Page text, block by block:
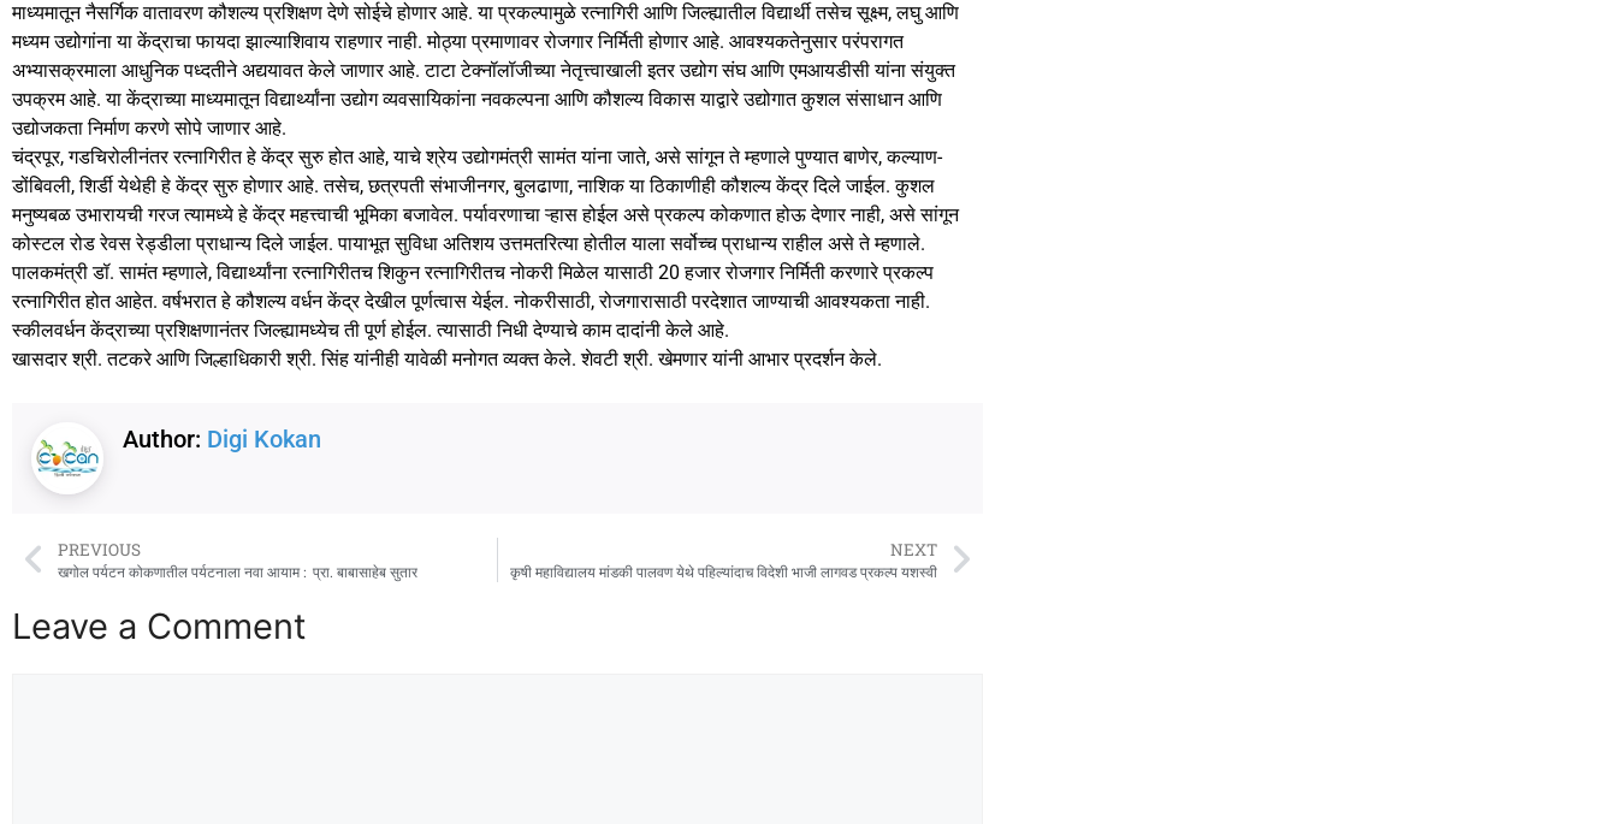
माध्यमातून नैसर्गिक वातावरण कौशल्य प्रशिक्षण देणे सोईचे होणार आहे. या प्रकल्पामुळे रत्नागिरी आणि जिल्ह्यातील विद्यार्थी तसेच सूक्ष्म, लघु आणि
मध्यम उद्योगांना या केंद्राचा फायदा झाल्याशिवाय राहणार नाही. मोठ्या प्रमाणावर रोजगार निर्मिती होणार आहे. आवश्यकतेनुसार परंपरागत
अभ्यासक्रमाला आधुनिक पध्दतीने अद्ययावत केले जाणार आहे. टाटा टेक्नॉलॉजीच्या नेतृत्त्वाखाली इतर उद्योग संघ आणि एमआयडीसी यांना संयुक्त
उपक्रम आहे. या केंद्राच्या माध्यमातून विद्यार्थ्यांना उद्योग व्यवसायिकांना नवकल्पना आणि कौशल्य विकास याद्वारे उद्योगात कुशल संसाधान आणि
उद्योजकता निर्माण करणे सोपे जाणार आहे.
चंद्रपूर, गडचिरोलीनंतर रत्नागिरीत हे केंद्र सुरु होत आहे, याचे श्रेय उद्योगमंत्री सामंत यांना जाते, असे सांगून ते म्हणाले पुण्यात बाणेर, कल्याण-
डोंबिवली, शिर्डी येथेही हे केंद्र सुरु होणार आहे. तसेच, छत्रपती संभाजीनगर, बुलढाणा, नाशिक या ठिकाणीही कौशल्य केंद्र दिले जाईल. कुशल
मनुष्यबळ उभारायची गरज त्यामध्ये हे केंद्र महत्त्वाची भूमिका बजावेल. पर्यावरणाचा ऱ्हास होईल असे प्रकल्प कोकणात होऊ देणार नाही, असे सांगून
कोस्टल रोड रेवस रेड्डीला प्राधान्य दिले जाईल. पायाभूत सुविधा अतिशय उत्तमतरित्या होतील याला सर्वोच्च प्राधान्य राहील असे ते म्हणाले.
पालकमंत्री डॉ. सामंत म्हणाले, विद्यार्थ्यांना रत्नागिरीतच शिकुन रत्नागिरीतच नोकरी मिळेल यासाठी 20 हजार रोजगार निर्मिती करणारे प्रकल्प
रत्नागिरीत होत आहेत. वर्षभरात हे कौशल्य वर्धन केंद्र देखील पूर्णत्वास येईल. नोकरीसाठी, रोजगारासाठी परदेशात जाण्याची आवश्यकता नाही.
स्कीलवर्धन केंद्राच्या प्रशिक्षणानंतर जिल्ह्यामध्येच ती पूर्ण होईल. त्यासाठी निधी देण्याचे काम दादांनी केले आहे.
खासदार श्री. तटकरे आणि जिल्हाधिकारी श्री. सिंह यांनीही यावेळी मनोगत व्यक्त केले. शेवटी श्री. खेमणार यांनी आभार प्रदर्शन केले.
Author: Digi Kokan
PREVIOUS
खगोल पर्यटन कोकणातील पर्यटनाला नवा आयाम : प्रा. बाबासाहेब सुतार
NEXT
कृषी महाविद्यालय मांडकी पालवण येथे पहिल्यांदाच विदेशी भाजी लागवड प्रकल्प यशस्वी
Leave a Comment